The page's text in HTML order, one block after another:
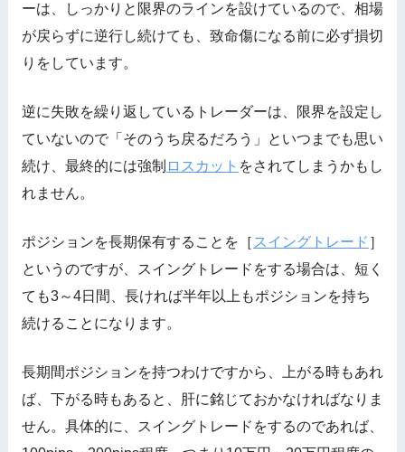
ーは、しっかりと限界のラインを設けているので、相場
が戻らずに逆行し続けても、致命傷になる前に必ず損切
りをしています。
逆に失敗を繰り返しているトレーダーは、限界を設定し
ていないので「そのうち戻るだろう」といつまでも思い
続け、最終的には強制 ロスカット をされてしまうかもし
れません。
ポジションを長期保有することを［スイングトレード ］
というのですが、スイングトレードをする場合は、短く
ても3～4日間、長ければ半年以上もポジションを持ち
続けることになります。
長期間ポジションを持つわけですから、上がる時もあれ
ば、下がる時もあると、肝に銘じておかなければなりま
せん。具体的に、スイングトレードをするのであれば、